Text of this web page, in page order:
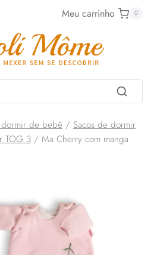
Meu carrinho 0
dormir de bebê / Sacos de dormir
TOG 3 / Ma Cherry com manga